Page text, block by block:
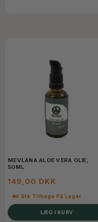
MEVLANA ALOE VERA OLIE,
50ML
149,00 DKK
4 Stk Tilbage På Lager
LÆG I KURV